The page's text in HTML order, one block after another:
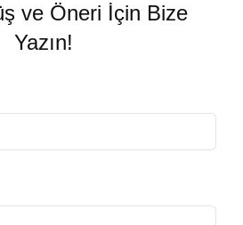
ve Öneri İçin Bize
Yazın!